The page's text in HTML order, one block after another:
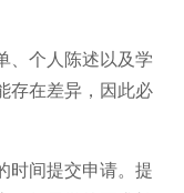
个人陈述以及学
存在差异，因此必
间提交申请。提